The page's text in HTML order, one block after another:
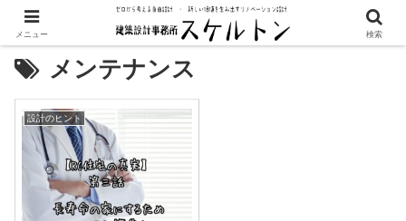
メンテナンス
設計のヒント
メニュー 検索